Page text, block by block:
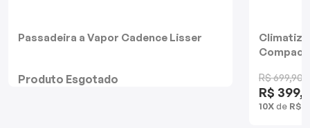
Passadeira a Vapor Cadence Lisser
Produto Esgotado R$ 699,90
R$
10Xde R$